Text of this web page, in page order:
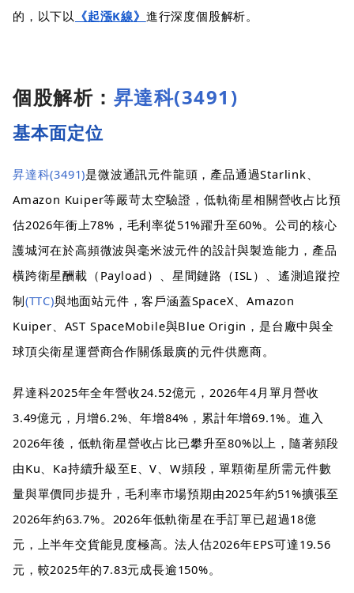
的，以下以 《起漲K線》 進行深度個股解析。
個股解析： 昇達科(3491)
基本面定位
昇達科(3491)是微波通訊元件龍頭，產品通過Starlink、
Amazon Kuiper等嚴苛太空驗證，低軌衛星相關營收占比預
估2026年衝上78%，毛利率從51%躍升至60%。公司的核心
護城河在於高頻微波與毫米波元件的設計與製造能力，產品
橫跨衛星酬載（Payload）、星間鏈路（ISL）、遙測追蹤控
制(TTC)與地面站元件，客戶涵蓋SpaceX、Amazon
Kuiper、AST SpaceMobile與Blue Origin，是台廠中與全
球頂尖衛星運營商合作關係最廣的元件供應商。
昇達科2025年全年營收24.52億元，2026年4月單月營收
3.49億元，月增6.2%、年增84%，累計年增69.1%。進入
2026年後，低軌衛星營收占比已攀升至80%以上，隨著頻段
由Ku、Ka持續升級至E、V、W頻段，單顆衛星所需元件數
量與單價同步提升，毛利率市場預期由2025年約51%擴張至
2026年約63.7%。2026年低軌衛星在手訂單已超過18億
元，上半年交貨能見度極高。法人估2026年EPS可達19.56
元，較2025年的7.83元成長逾150%。